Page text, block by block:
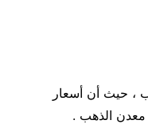
، حيث أن أسعار
معدن الذهب .